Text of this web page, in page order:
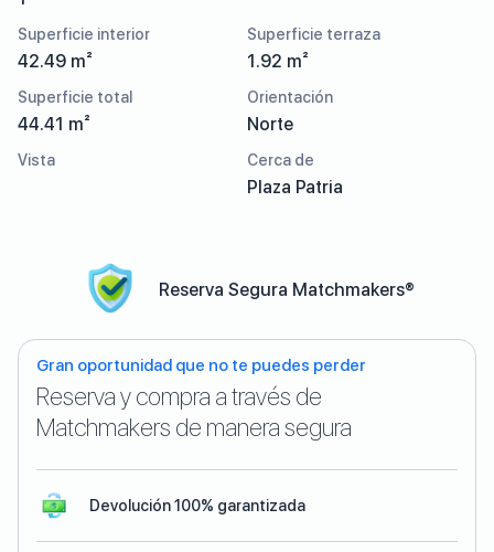
Superficie interior
42.49 m²
Superficie terraza
1.92 m²
Superficie total
44.41 m²
Orientación
Norte
Vista Cerca de
Plaza Patria
Reserva Segura Matchmakers®
Gran oportunidad que no te puedes perder
Reserva y compra a través de
Matchmakers de manera segura
Devolución 100% garantizada